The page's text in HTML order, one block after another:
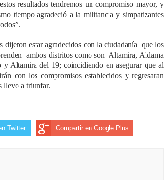
resultados tendremos un compromiso mayor, y
tiempo agradeció a la militancia y simpatizantes
estar agradecidos con la ciudadanía que los
ambos distritos como son Altamira, Aldama
Altamira del 19; coincidiendo en asegurar que al
con los compromisos establecidos y regresaran
llevo a triunfar.
Twitter Compartir en Google Plus